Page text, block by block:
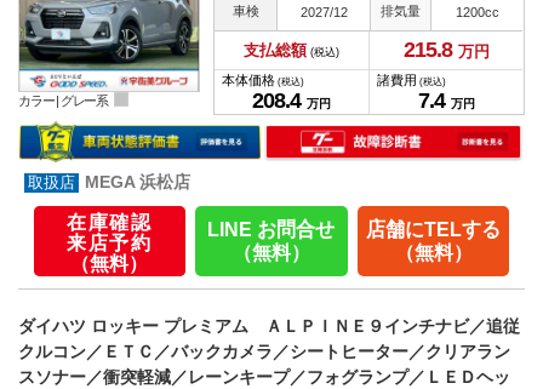
カラー | グレー系
車検 2027/12 排気量 1200cc
支払総額 (税込) 215.8 万円
本体価格 (税込)
208.4 万円
諸費用 (税込)
7.4 万円
MEGA 浜松店
在庫確認
来店予約
（無料）
LINE お問合せ
（無料）
店舗にTELする
（無料）
ダイハツ ロッキー プレミアム ＡＬＰＩＮＥ９インチナビ／追従
クルコン／ＥＴＣ／バックカメラ／シートヒーター／クリアラン
スソナー／衝突軽減／レーンキープ／フォグランプ／ＬＥＤヘッ